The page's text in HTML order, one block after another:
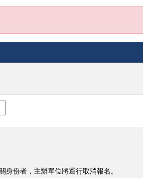
份者，主辦單位將逕行取消報名。